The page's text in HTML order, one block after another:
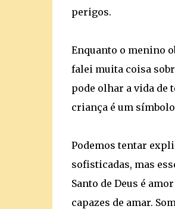
perigos.
Enquanto o menino
falei muita coisa
pode olhar a vida de
criança é um
Podemos tentar
sofisticadas, mas
Santo de Deus é
capazes de amar.